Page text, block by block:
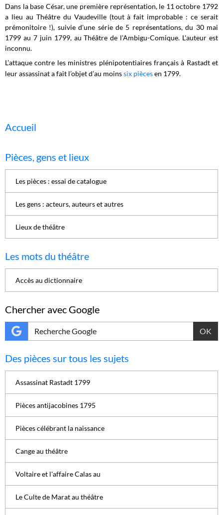
Dans la base César, une première représentation, le 11 octobre 1792
a lieu au Théâtre du Vaudeville (tout à fait improbable : ce serait
prémonitoire !), suivie d'une série de 5 représentations, du 30 mai
1799 au 7 juin 1799, au Théâtre de l'Ambigu-Comique. L'auteur est
inconnu.
L’attaque contre les ministres plénipotentiaires français à Rastadt et
leur assassinat a fait l’objet d’au moinssix piècesen 1799.
Accueil
Pièces, gens et lieux
Les pièces : essai de catalogue
Les gens : acteurs, auteurs et autres
Lieux de théâtre
Les mots du théâtre
Accès au dictionnaire
Chercher avec Google
OK
Des pièces sur tous les sujets
Assassinat Rastadt 1799
Pièces antijacobines 1795
Pièces célébrant la naissance
Cange au théâtre
Voltaire et l'affaire Calas au
Le Culte de Marat au théâtre